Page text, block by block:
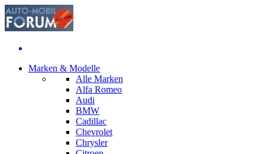
Marken & Modelle
Alle Marken
Alfa Romeo
Audi
BMW
Cadillac
Chevrolet
Chrysler